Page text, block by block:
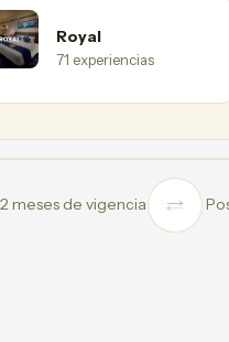
Royal
71 experiencias
meses de vigencia